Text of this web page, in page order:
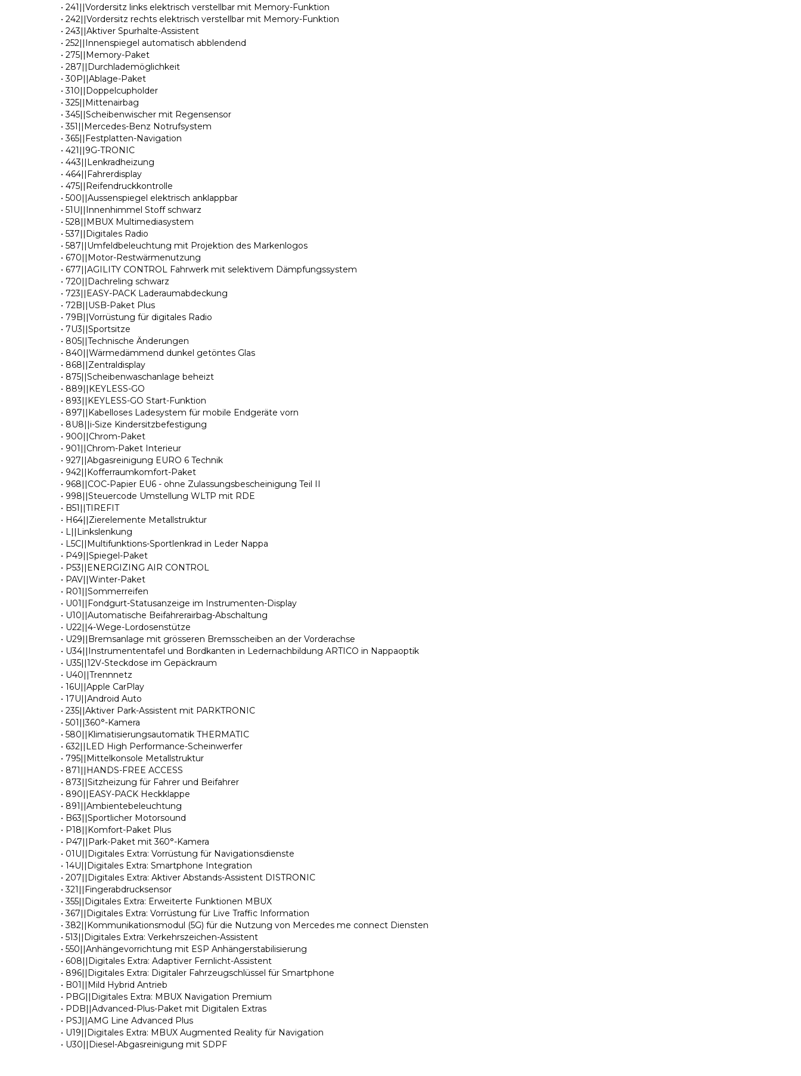
• 241||Vordersitz links elektrisch verstellbar mit Memory-Funktion
• 242||Vordersitz rechts elektrisch verstellbar mit Memory-Funktion
• 243||Aktiver Spurhalte-Assistent
• 252||Innenspiegel automatisch abblendend
• 275||Memory-Paket
• 287||Durchlademöglichkeit
• 30P||Ablage-Paket
• 310||Doppelcupholder
• 325||Mittenairbag
• 345||Scheibenwischer mit Regensensor
• 351||Mercedes-Benz Notrufsystem
• 365||Festplatten-Navigation
• 421||9G-TRONIC
• 443||Lenkradheizung
• 464||Fahrerdisplay
• 475||Reifendruckkontrolle
• 500||Aussenspiegel elektrisch anklappbar
• 51U||Innenhimmel Stoff schwarz
• 528||MBUX Multimediasystem
• 537||Digitales Radio
• 587||Umfeldbeleuchtung mit Projektion des Markenlogos
• 670||Motor-Restwärmenutzung
• 677||AGILITY CONTROL Fahrwerk mit selektivem Dämpfungssystem
• 720||Dachreling schwarz
• 723||EASY-PACK Laderaumabdeckung
• 72B||USB-Paket Plus
• 79B||Vorrüstung für digitales Radio
• 7U3||Sportsitze
• 805||Technische Änderungen
• 840||Wärmedämmend dunkel getöntes Glas
• 868||Zentraldisplay
• 875||Scheibenwaschanlage beheizt
• 889||KEYLESS-GO
• 893||KEYLESS-GO Start-Funktion
• 897||Kabelloses Ladesystem für mobile Endgeräte vorn
• 8U8||i-Size Kindersitzbefestigung
• 900||Chrom-Paket
• 901||Chrom-Paket Interieur
• 927||Abgasreinigung EURO 6 Technik
• 942||Kofferraumkomfort-Paket
• 968||COC-Papier EU6 - ohne Zulassungsbescheinigung Teil II
• 998||Steuercode Umstellung WLTP mit RDE
• B51||TIREFIT
• H64||Zierelemente Metallstruktur
• L||Linkslenkung
• L5C||Multifunktions-Sportlenkrad in Leder Nappa
• P49||Spiegel-Paket
• P53||ENERGIZING AIR CONTROL
• PAV||Winter-Paket
• R01||Sommerreifen
• U01||Fondgurt-Statusanzeige im Instrumenten-Display
• U10||Automatische Beifahrerairbag-Abschaltung
• U22||4-Wege-Lordosenstütze
• U29||Bremsanlage mit grösseren Bremsscheiben an der Vorderachse
• U34||Instrumententafel und Bordkanten in Ledernachbildung ARTICO in Nappaoptik
• U35||12V-Steckdose im Gepäckraum
• U40||Trennnetz
• 16U||Apple CarPlay
• 17U||Android Auto
• 235||Aktiver Park-Assistent mit PARKTRONIC
• 501||360°-Kamera
• 580||Klimatisierungsautomatik THERMATIC
• 632||LED High Performance-Scheinwerfer
• 795||Mittelkonsole Metallstruktur
• 871||HANDS-FREE ACCESS
• 873||Sitzheizung für Fahrer und Beifahrer
• 890||EASY-PACK Heckklappe
• 891||Ambientebeleuchtung
• B63||Sportlicher Motorsound
• P18||Komfort-Paket Plus
• P47||Park-Paket mit 360°-Kamera
• 01U||Digitales Extra: Vorrüstung für Navigationsdienste
• 14U||Digitales Extra: Smartphone Integration
• 207||Digitales Extra: Aktiver Abstands-Assistent DISTRONIC
• 321||Fingerabdrucksensor
• 355||Digitales Extra: Erweiterte Funktionen MBUX
• 367||Digitales Extra: Vorrüstung für Live Traffic Information
• 382||Kommunikationsmodul (5G) für die Nutzung von Mercedes me connect Diensten
• 513||Digitales Extra: Verkehrszeichen-Assistent
• 550||Anhängevorrichtung mit ESP Anhängerstabilisierung
• 608||Digitales Extra: Adaptiver Fernlicht-Assistent
• 896||Digitales Extra: Digitaler Fahrzeugschlüssel für Smartphone
• B01||Mild Hybrid Antrieb
• PBG||Digitales Extra: MBUX Navigation Premium
• PDB||Advanced-Plus-Paket mit Digitalen Extras
• PSJ||AMG Line Advanced Plus
• U19||Digitales Extra: MBUX Augmented Reality für Navigation
• U30||Diesel-Abgasreinigung mit SDPF